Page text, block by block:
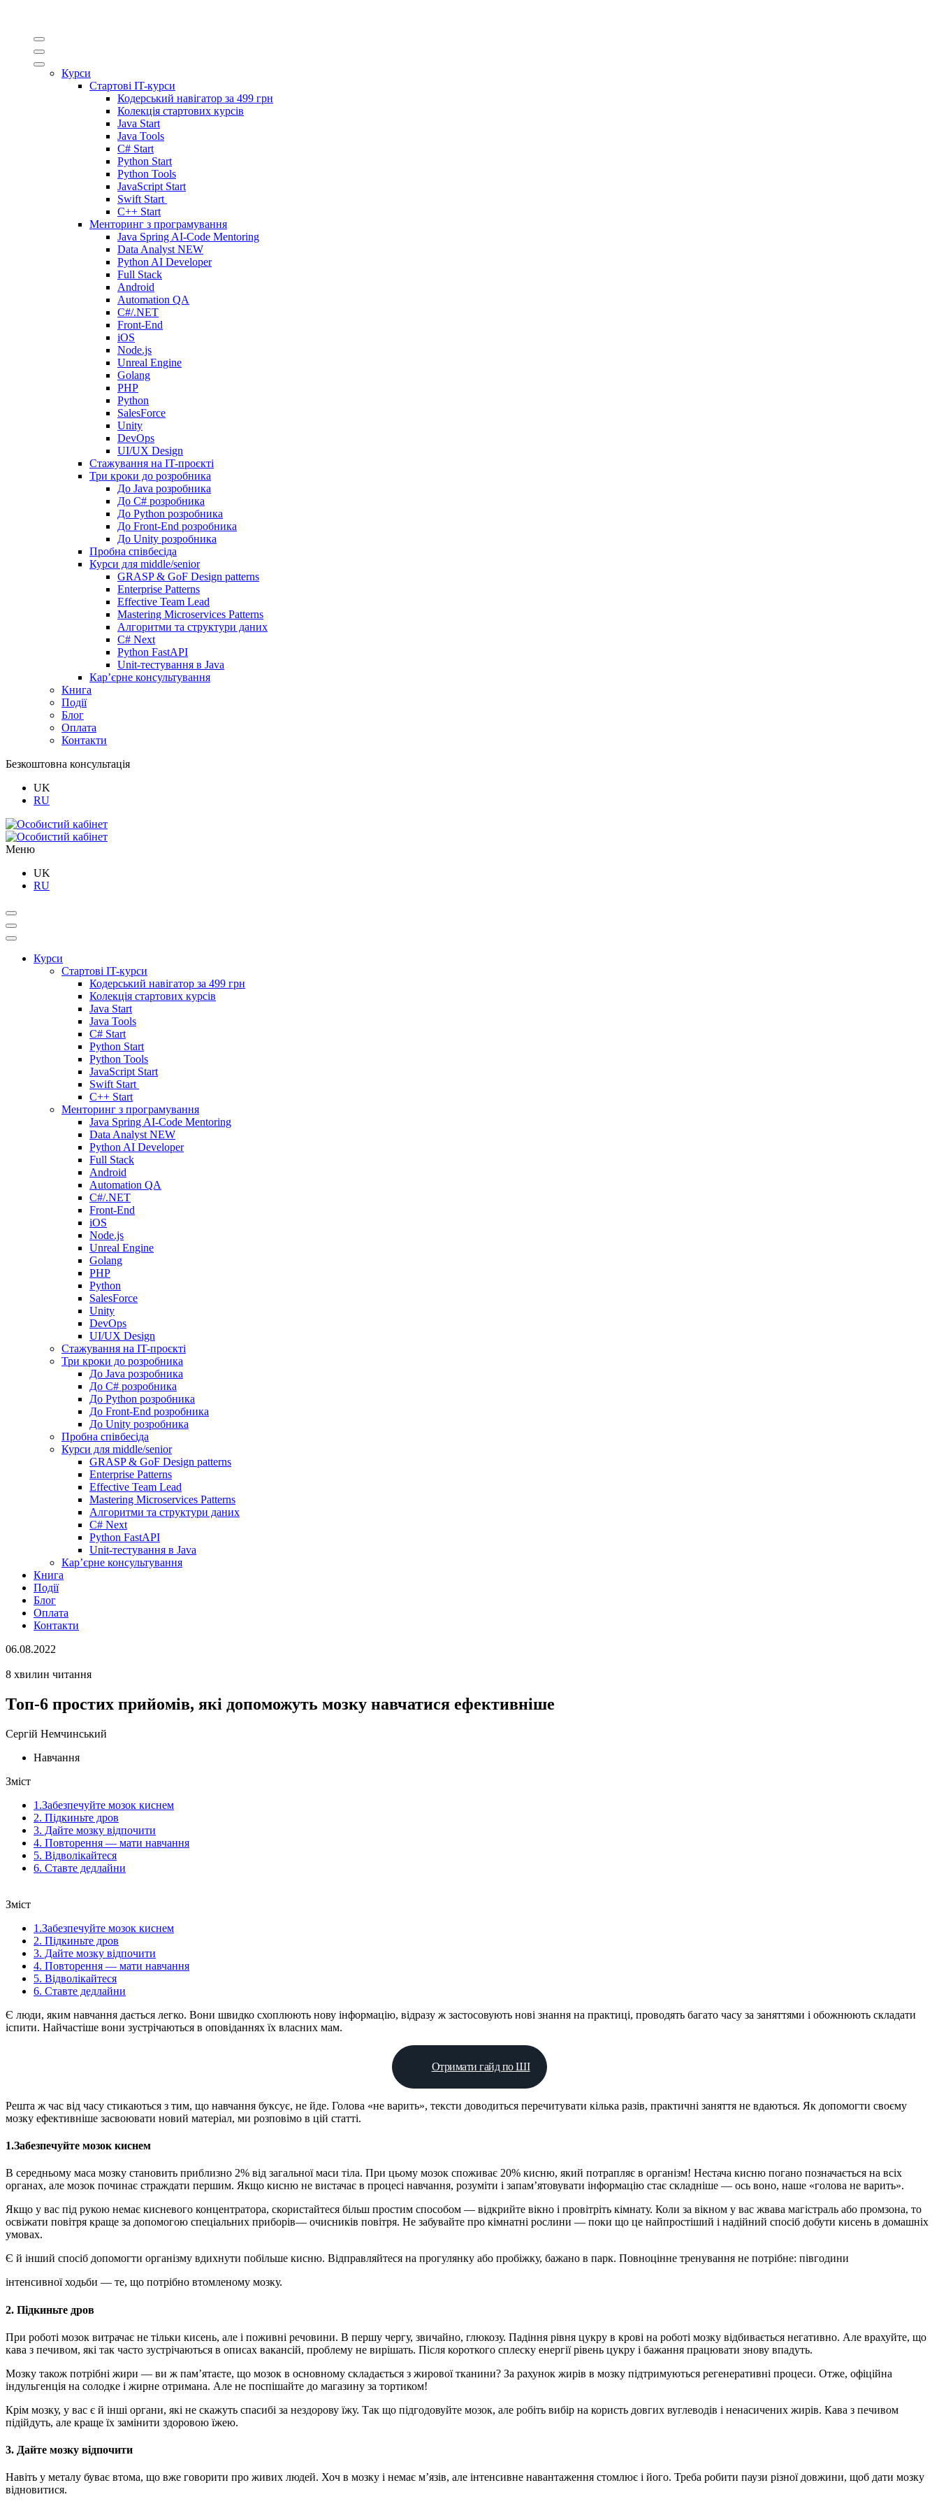
Курси
Стартові IT-курси
Кодерський навігатор за 499 грн
Колекція стартових курсів
Java Start
Java Tools
C# Start
Python Start
Python Tools
JavaScript Start
Swift Start
C++ Start
Менторинг з програмування
Java Spring AI-Code Mentoring
Data Analyst NEW
Python AI Developer
Full Stack
Android
Automation QA
C#/.NET
Front-End
iOS
Node.js
Unreal Engine
Golang
PHP
Python
SalesForce
Unity
DevOps
UI/UX Design
Стажування на IT-проєкті
Три кроки до розробника
До Java розробника
До C# розробника
До Python розробника
До Front-End розробника
До Unity розробника
Пробна співбесіда
Курси для middle/senior
GRASP & GoF Design patterns
Enterprise Patterns
Effective Team Lead
Mastering Microservices Patterns
Алгоритми та структури даних
C# Next
Python FastAPI
Unit-тестування в Java
Кар’єрне консультування
Книга
Події
Блог
Оплата
Контакти
Безкоштовна консультація
UK
RU
Меню
UK
RU
Курси
Стартові IT-курси
Кодерський навігатор за 499 грн
Колекція стартових курсів
Java Start
Java Tools
C# Start
Python Start
Python Tools
JavaScript Start
Swift Start
C++ Start
Менторинг з програмування
Java Spring AI-Code Mentoring
Data Analyst NEW
Python AI Developer
Full Stack
Android
Automation QA
C#/.NET
Front-End
iOS
Node.js
Unreal Engine
Golang
PHP
Python
SalesForce
Unity
DevOps
UI/UX Design
Стажування на IT-проєкті
Три кроки до розробника
До Java розробника
До C# розробника
До Python розробника
До Front-End розробника
До Unity розробника
Пробна співбесіда
Курси для middle/senior
GRASP & GoF Design patterns
Enterprise Patterns
Effective Team Lead
Mastering Microservices Patterns
Алгоритми та структури даних
C# Next
Python FastAPI
Unit-тестування в Java
Кар’єрне консультування
Книга
Події
Блог
Оплата
Контакти
06.08.2022
8 хвилин читання
Топ-6 простих прийомів, які допоможуть мозку навчатися ефективніше
Сергій Немчинський
Навчання
Зміст
1.Забезпечуйте мозок киснем
2. Підкиньте дров
3. Дайте мозку відпочити
4. Повторення — мати навчання
5. Відволікайтеся
6. Ставте дедлайни
Зміст
1.Забезпечуйте мозок киснем
2. Підкиньте дров
3. Дайте мозку відпочити
4. Повторення — мати навчання
5. Відволікайтеся
6. Ставте дедлайни
Є люди, яким навчання дається легко. Вони швидко схоплюють нову інформацію, відразу ж застосовують нові знання на практиці, проводять багато часу за заняттями і обожнюють складати
іспити. Найчастіше вони зустрічаються в оповіданнях їх власних мам.
Отримати гайд по ШІ
Решта ж час від часу стикаються з тим, що навчання буксує, не йде. Голова «не варить», тексти доводиться перечитувати кілька разів, практичні заняття не вдаються. Як допомогти своєму
мозку ефективніше засвоювати новий матеріал, ми розповімо в цій статті.
1.Забезпечуйте мозок киснем
В середньому маса мозку становить приблизно 2% від загальної маси тіла. При цьому мозок споживає 20% кисню, який потрапляє в організм! Нестача кисню погано позначається на всіх
органах, але мозок починає страждати першим. Якщо кисню не вистачає в процесі навчання, розуміти і запам’ятовувати інформацію стає складніше — ось воно, наше «голова не варить».
Якщо у вас під рукою немає кисневого концентратора, скористайтеся більш простим способом — відкрийте вікно і провітріть кімнату. Коли за вікном у вас жвава магістраль або промзона, то
освіжати повітря краще за допомогою спеціальних приборів— очисників повітря. Не забувайте про кімнатні рослини — поки що це найпростіший і надійний спосіб добути кисень в домашніх
умовах.
Є й інший спосіб допомогти організму вдихнути побільше кисню. Відправляйтеся на прогулянку або пробіжку, бажано в парк. Повноцінне тренування не потрібне: півгодини
інтенсивної ходьби — те, що потрібно втомленому мозку.
2. Підкиньте дров
При роботі мозок витрачає не тільки кисень, але і поживні речовини. В першу чергу, звичайно, глюкозу. Падіння рівня цукру в крові на роботі мозку відбивається негативно. Але врахуйте, що
кава з печивом, які так часто зустрічаються в описах вакансій, проблему не вирішать. Після короткого сплеску енергії рівень цукру і бажання працювати знову впадуть.
Мозку також потрібні жири — ви ж пам’ятаєте, що мозок в основному складається з жирової тканини? За рахунок жирів в мозку підтримуються регенеративні процеси. Отже, офіційна
індульгенція на солодке і жирне отримана. Але не поспішайте до магазину за тортиком!
Крім мозку, у вас є й інші органи, які не скажуть спасибі за нездорову їжу. Так що підгодовуйте мозок, але робіть вибір на користь довгих вуглеводів і ненасичених жирів. Кава з печивом
підійдуть, але краще їх замінити здоровою їжею.
3. Дайте мозку відпочити
Навіть у металу буває втома, що вже говорити про живих людей. Хоч в мозку і немає м’язів, але інтенсивне навантаження стомлює і його. Треба робити паузи різної довжини, щоб дати мозку
відновитися.